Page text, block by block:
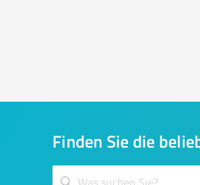
Finden Sie die